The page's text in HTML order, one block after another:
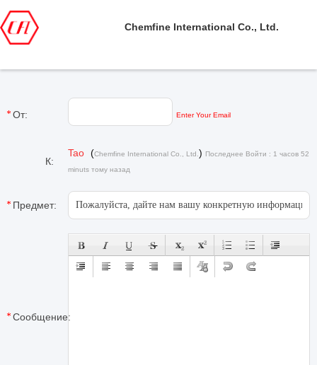
Chemfine International Co., Ltd.
От: Enter Your Email
К:
Tao (Chemfine International Co., Ltd. ) Последнее Войти : 1 часов 52
minuts тому назад
Предмет:
Сообщение: